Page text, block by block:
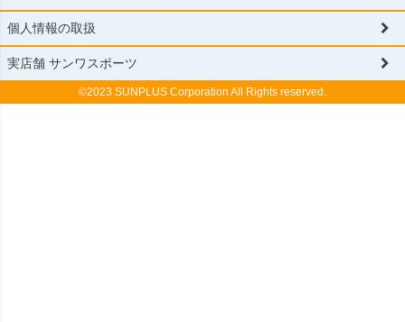
個人情報の取扱
実店舗 サンワスポーツ
©2023 SUNPLUS Corporation All Rights reserved.